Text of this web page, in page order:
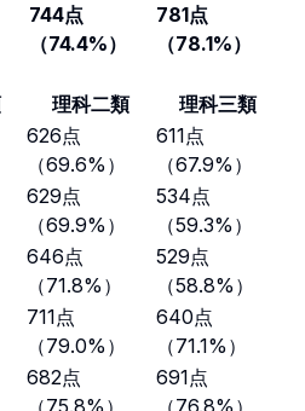
744点
（74.4%）
781点
（78.1%）
理科二類
理科三類
626点
（69.6%）
611点
（67.9%）
629点
（69.9%）
534点
（59.3%）
646点
（71.8%）
529点
（58.8%）
711点
（79.0%）
640点
（71.1%）
682点
（75.8%）
691点
（76.8%）